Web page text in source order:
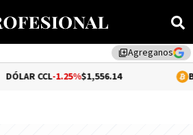
library_addAgreganos
-1.25%$1,556.14 BITCOIN